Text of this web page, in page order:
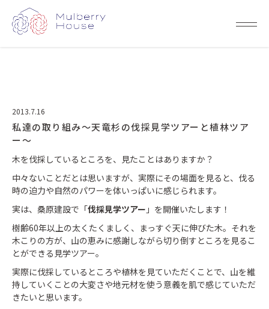
2013.7.16
私達の取り組み～天竜杉の伐採見学ツアーと植林ツア
ー～
木を伐採しているところを、見たことはありますか？
中々ないことだとは思いますが、実際にその場面を見ると、伐る
時の迫力や自然のパワーを体いっぱいに感じられます。
実は、桑原建設で「伐採見学ツアー 」を開催いたします！
樹齢60年以上の太くたくましく、まっすぐ天に伸びた木。それを
木こりの方が、山の恵みに感謝しながら切り倒すところを見るこ
とができる見学ツアー。
実際に伐採しているところや植林を見ていただくことで、山を維
持していくことの大変さや地元材を使う意義を肌で感じていただ
きたいと思います。